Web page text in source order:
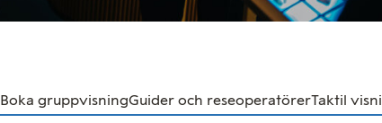
Boka gruppvisningGuider och reseoperatörerTaktil